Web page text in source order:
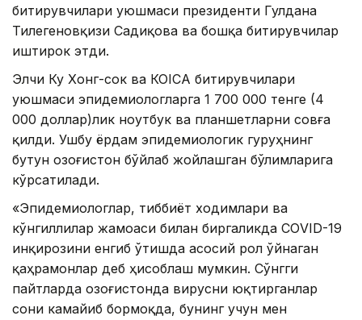
битирувчилари уюшмаси президенти Гулдана
Тилегеновқизи Садиқова ва бошқа битирувчилар
иштирок этди.
Элчи Ку Хонг-сок ва КОICA битирувчилари
уюшмаси эпидемиологларга 1 700 000 тенге (4
000 доллар)лик ноутбук ва планшетларни совға
қилди. Ушбу ёрдам эпидемиологик гуруҳнинг
бутун Қозоғистон бўйлаб жойлашган бўлимларига
кўрсатилади.
«Эпидемиологлар, тиббиёт ходимлари ва
кўнгиллилар жамоаси билан биргаликда CОVID-19
инқирозини енгиб ўтишда асосий рол ўйнаган
қаҳрамонлар деб ҳисоблаш мумкин. Сўнгги
пайтларда Қозоғистонда вирусни юқтирганлар
сони камайиб бормоқда, бунинг учун мен